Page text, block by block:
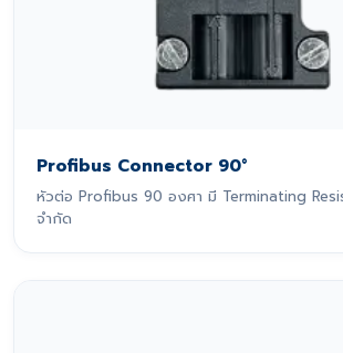
Profibus Connector 90°
หัวต่อ Profibus 90 องศา มี Terminating
จำกัด